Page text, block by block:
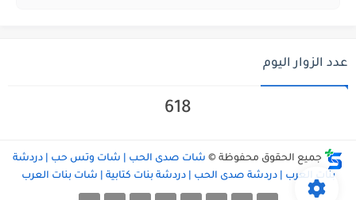
عدد الزوار اليوم
618
جميع الحقوق محفوظة © شات صدى الحب | شات وتس حب | دردشة
بنات العرب | دردشة صدى الحب | دردشة بنات كتابية | شات بنات العرب